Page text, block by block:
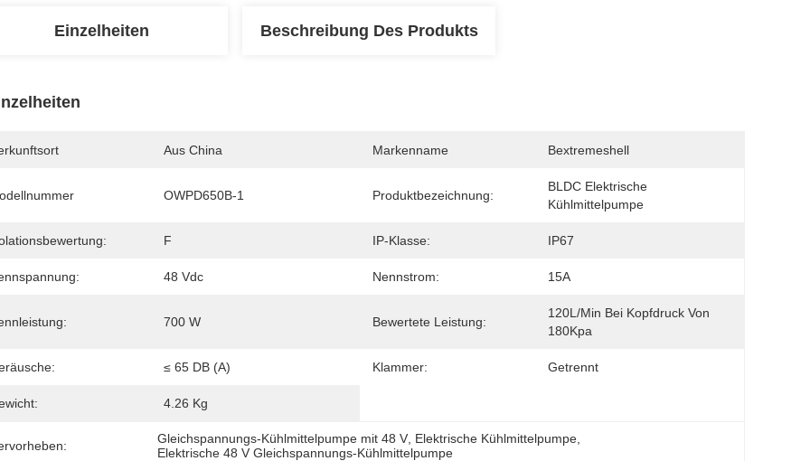
Einzelheiten Beschreibung Des Produkts
Aus China Markenname Bextremeshell
OWPD650B-1 Produktbezeichnung:
BLDC Elektrische
Kühlmittelpumpe
F IP-Klasse: IP67
48 Vdc Nennstrom: 15A
700 W Bewertete Leistung:
120L/min Bei Kopfdruck Von
180Kpa
≤ 65 DB (A) Klammer: Getrennt
4.26 Kg
Gleichspannungs-Kühlmittelpumpe mit 48 V Elektrische Kühlmittelpumpe
Elektrische 48 V Gleichspannungs-Kühlmittelpumpe